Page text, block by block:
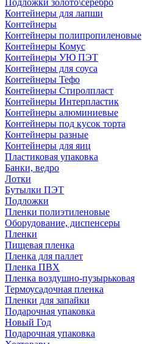
Подложки золото\серебро
Контейнеры для лапши
Контейнеры
Контейнеры полипропиленовые
Контейнеры Комус
Контейнеры УЮ ПЭТ
Контейнеры для соуса
Контейнеры Тефо
Контейнеры Стиролпласт
Контейнеры Интерпластик
Контейнеры алюминиевые
Контейнеры под кусок торта
Контейнеры разные
Контейнеры для яиц
Пластиковая упаковка
Банки, ведро
Лотки
Бутылки ПЭТ
Подложки
Пленки полиэтиленовые
Оборудование, диспенсеры
Пленки
Пищевая пленка
Пленка для паллет
Пленка ПВХ
Пленка воздушно-пузырьковая
Термоусадочная пленка
Пленки для запайки
Подарочная упаковка
Новый Год
Подарочная упаковка